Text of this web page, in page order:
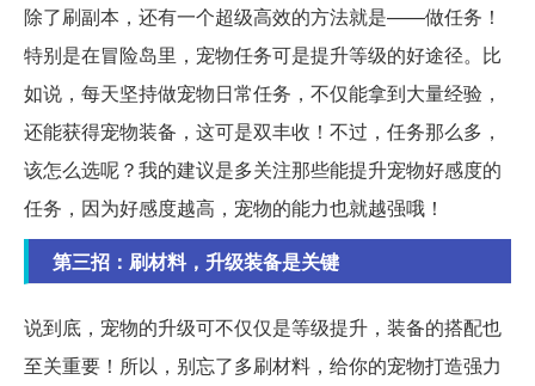
除了刷副本，还有一个超级高效的方法就是——做任务！
特别是在冒险岛里，宠物任务可是提升等级的好途径。比
如说，每天坚持做宠物日常任务，不仅能拿到大量经验，
还能获得宠物装备，这可是双丰收！不过，任务那么多，
该怎么选呢？我的建议是多关注那些能提升宠物好感度的
任务，因为好感度越高，宠物的能力也就越强哦！
第三招：刷材料，升级装备是关键
说到底，宠物的升级可不仅仅是等级提升，装备的搭配也
至关重要！所以，别忘了多刷材料，给你的宠物打造强力